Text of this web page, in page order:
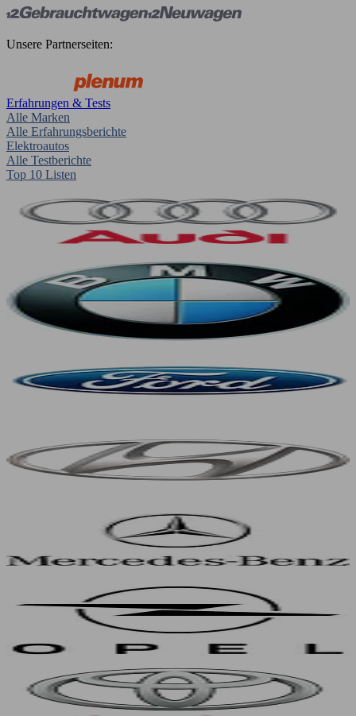
Unsere Partnerseiten:
Erfahrungen & Tests
Alle Marken
Alle Erfahrungsberichte
Elektroautos
Alle Testberichte
Top 10 Listen